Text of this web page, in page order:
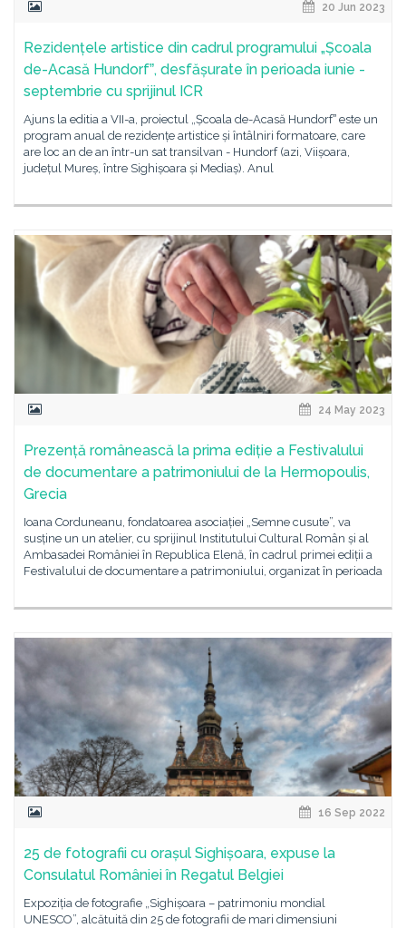
20 Jun 2023
Rezidențele artistice din cadrul programului „Școala
de-Acasă Hundorfˮ, desfășurate în perioada iunie -
septembrie cu sprijinul ICR
Ajuns la editia a VII-a, proiectul „Școala de-Acasă Hundorfˮ este un
program anual de rezidențe artistice și întâlniri formatoare, care
are loc an de an într-un sat transilvan - Hundorf (azi, Viișoara,
județul Mureș, între Sighișoara și Mediaș). Anul
24 May 2023
Prezență românească la prima ediție a Festivalului
de documentare a patrimoniului de la Hermopoulis,
Grecia
Ioana Corduneanu, fondatoarea asociației „Semne cusute”, va
susține un un atelier, cu sprijinul Institutului Cultural Român și al
Ambasadei României în Republica Elenă, în cadrul primei ediții a
Festivalului de documentare a patrimoniului, organizat în perioada
16 Sep 2022
25 de fotografii cu orașul Sighișoara, expuse la
Consulatul României în Regatul Belgiei
Expoziția de fotografie „Sighișoara – patrimoniu mondial
UNESCO”, alcătuită din 25 de fotografii de mari dimensiuni